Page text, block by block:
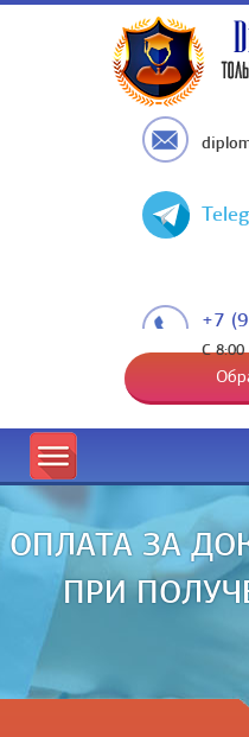
+7
С 8:00
ОПЛАТА ЗА
ПРИ